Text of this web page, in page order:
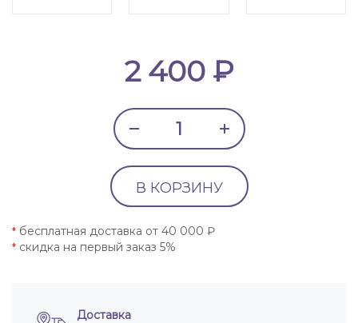
2 400 ₽
В КОРЗИНУ
* бесплатная доставка от 40 000 ₽
* скидка на первый заказ 5%
Доставка